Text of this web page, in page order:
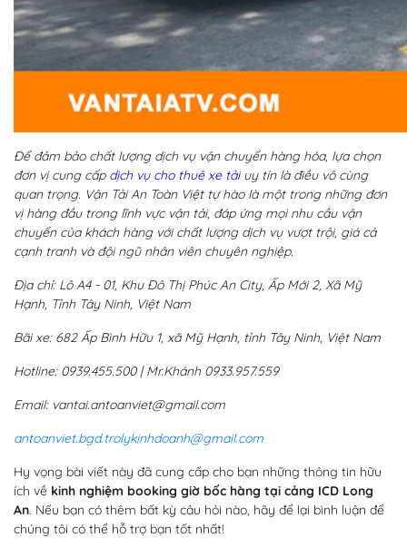
Để đảm bảo chất lượng dịch vụ vận chuyển hàng hóa, lựa chọn
đơn vị cung cấpdịch vụ cho thuê xe tảiuy tín là điều vô cùng
quan trọng. Vận Tải An Toàn Việt tự hào là một trong những đơn
vị hàng đầu trong lĩnh vực vận tải, đáp ứng mọi nhu cầu vận
chuyển của khách hàng với chất lượng dịch vụ vượt trội, giá cả
cạnh tranh và đội ngũ nhân viên chuyên nghiệp.
Địa chỉ: Lô A4 - 01, Khu Đô Thị Phúc An City, Ấp Mới 2, Xã Mỹ
Hạnh, Tỉnh Tây Ninh, Việt Nam
Bãi xe: 682 Ấp Bình Hữu 1, xã Mỹ Hạnh, tỉnh Tây Ninh, Việt Nam
Hotline: 0939.455.500 | Mr.Khánh 0933.957.559
Email: vantai.antoanviet@gmail.com
antoanviet.bgd.trolykinhdoanh@gmail.com
Hy vọng bài viết này đã cung cấp cho bạn những thông tin hữu
ích về kinh nghiệm booking giờ bốc hàng tại cảng ICD Long
An. Nếu bạn có thêm bất kỳ câu hỏi nào, hãy để lại bình luận để
chúng tôi có thể hỗ trợ bạn tốt nhất!